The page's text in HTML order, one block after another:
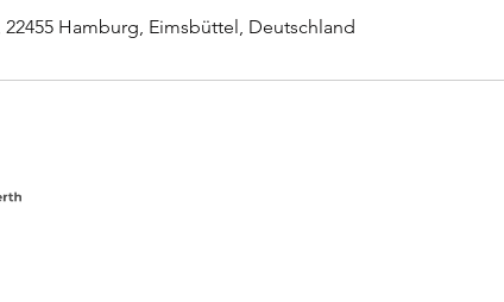
Hamburg, Eimsbüttel, Deutschland